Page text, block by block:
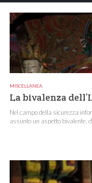
MISCELLANEA
La bivalenza
Nel campo della sicurezza
assunto un aspetto bivalente,